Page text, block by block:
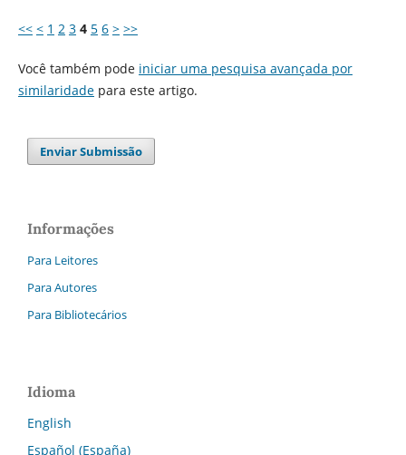
<< < 1 2 3 4 5 6 > >>
Você também pode iniciar uma pesquisa avançada por
similaridadepara este artigo.
Enviar Submissão
Informações
Para Leitores
Para Autores
Para Bibliotecários
Idioma
English
Español (España)